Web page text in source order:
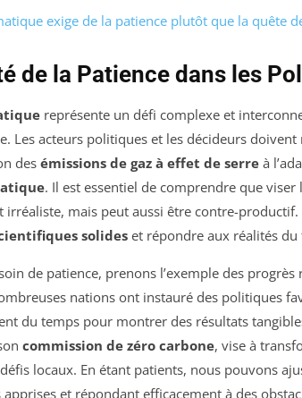
exige de la patience plutôt que la quête
de la Patience dans les
représente un défi complexe et
Les acteurs politiques et les décideurs
des émissions de gaz à effet de serre à
. Il est essentiel de comprendre que
irréaliste, mais peut aussi être contre-
solideset répondre aux réalités du
de patience, prenons l’exemple des progrès
nations ont instauré des politiques
du temps pour montrer des résultats
commission de zéro carbone, vise à
locaux. En étant patients, nous pouvons
et répondant efficacement à des